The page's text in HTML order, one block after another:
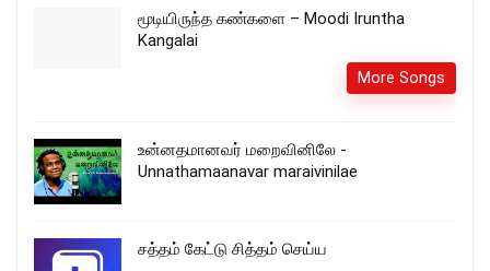
மூடியிருந்த கண்களை – Moodi Iruntha
Kangalai
More Songs
உன்னதமானவர் மறைவினிலே -
Unnathamaanavar maraivinilae
சத்தம் கேட்டு சித்தம் செய்ய